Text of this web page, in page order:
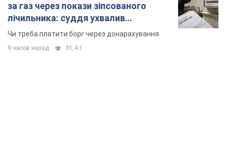
за газ через покази зіпсованого
лічильника: суддя ухвалив
неочікуване рішення
Чи треба платити борг через донарахування
9 часов назад 31,4 т.